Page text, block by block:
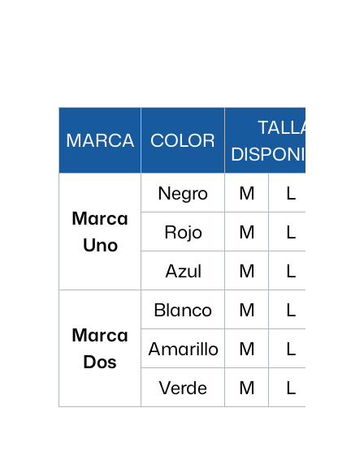
MARCA COLOR
TALLAS
DISPONIBLES
Marca
Uno
Negro M L
Rojo
M L
Azul
M L
Marca
Dos
Blanco M L
Amarillo
M L
Verde
M L